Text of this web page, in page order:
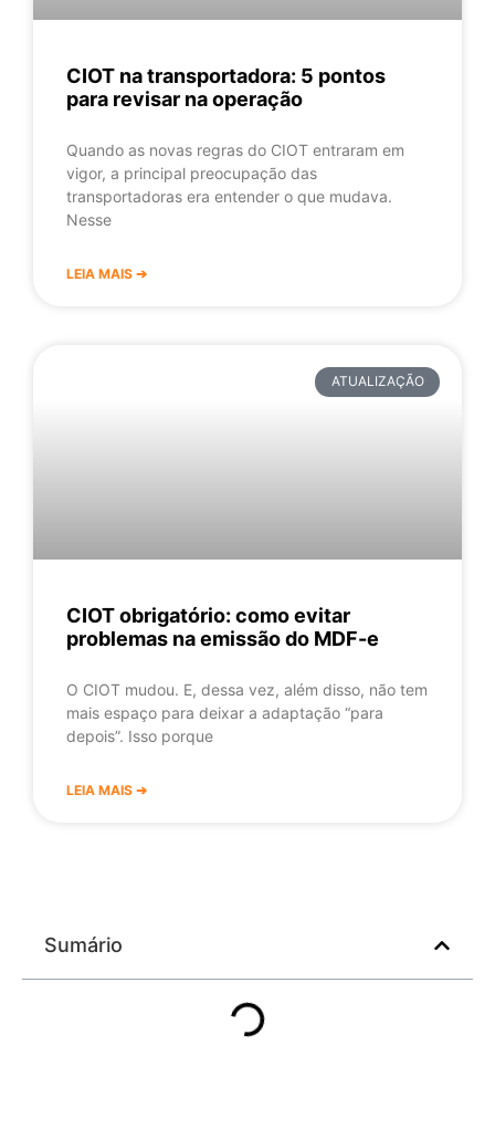
CIOT na transportadora: 5 pontos
para revisar na operação
Quando as novas regras do CIOT entraram em
vigor, a principal preocupação das
transportadoras era entender o que mudava.
Nesse
LEIA MAIS ➔
ATUALIZAÇÃO
CIOT obrigatório: como evitar
problemas na emissão do MDF-e
O CIOT mudou. E, dessa vez, além disso, não tem
mais espaço para deixar a adaptação “para
depois”. Isso porque
LEIA MAIS ➔
Sumário